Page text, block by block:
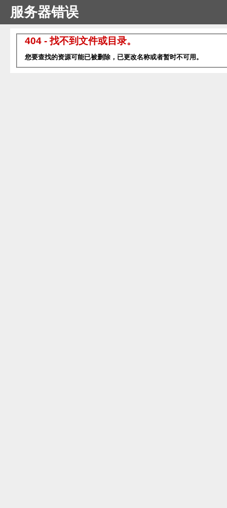
服务器错误
404 - 找不到文件或目录。
您要查找的资源可能已被删除，已更改名称或者暂时不可用。